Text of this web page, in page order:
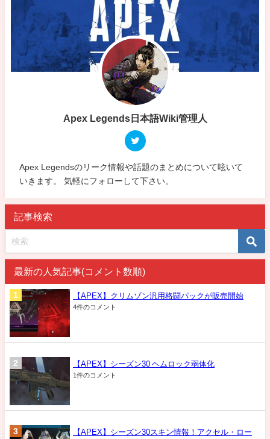
Apex Legends日本語Wiki管理人
Apex Legendsのリーク情報や話題のまとめについて呟いて
いきます。 気軽にフォローして下さい。
記事検索
最新の人気記事(コメント数順)
【APEX】クリムゾン汎用格闘パックが販売開始
4件のコメント
【APEX】シーズン30 ヘムロック弱体化
1件のコメント
【APEX】シーズン30スキン情報！アクセル・ロー